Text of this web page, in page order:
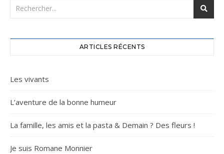
ARTICLES RÉCENTS
Les vivants
L’aventure de la bonne humeur
La famille, les amis et la pasta & Demain ? Des fleurs !
Je suis Romane Monnier